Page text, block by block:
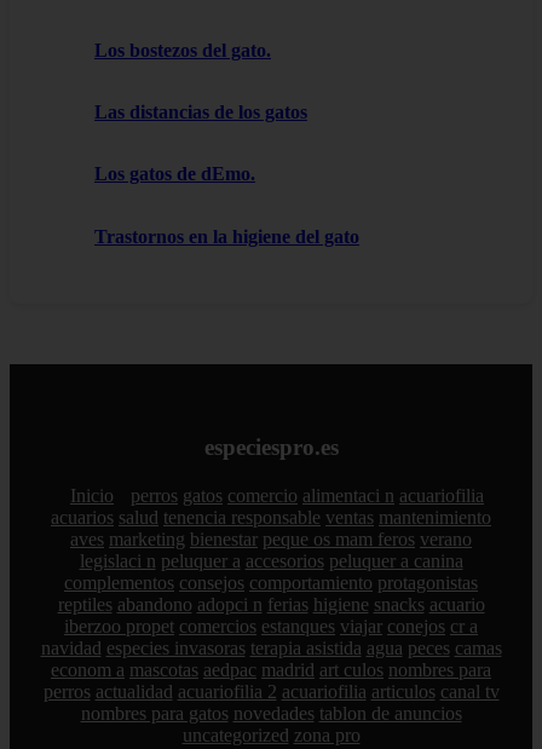
Los bostezos del gato.
Las distancias de los gatos
Los gatos de dEmo.
Trastornos en la higiene del gato
especiespro.es
Inicio perros gatos comercio alimentaci n acuariofilia
acuarios salud tenencia responsable ventas mantenimiento
aves marketing bienestar peque os mam feros verano
legislaci n peluquer a accesorios peluquer a canina
complementos consejos comportamiento protagonistas
reptiles abandono adopci n ferias higiene snacks acuario
iberzoo propet comercios estanques viajar conejos cr a
navidad especies invasoras terapia asistida agua peces camas
econom a mascotas aedpac madrid art culos nombres para
perros actualidad acuariofilia 2 acuariofilia articulos canal tv
nombres para gatos novedades tablon de anuncios
uncategorized zona pro